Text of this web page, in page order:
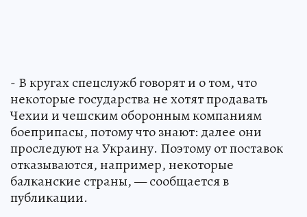
- В кругах спецслужб говорят и о том, что
некоторые государства не хотят продавать
Чехии и чешским оборонным компаниям
боеприпасы, потому что знают: далее они
проследуют на Украину. Поэтому от поставок
отказываются, например, некоторые
балканские страны, — сообщается в
публикации.